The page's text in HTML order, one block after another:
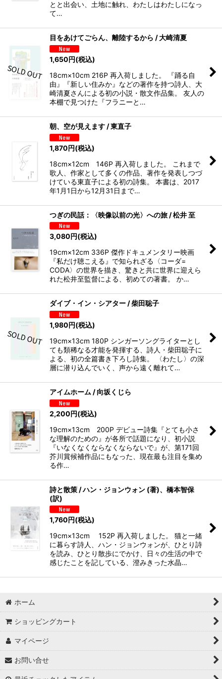
とと出会い、土地に触れ、わたしはわたしになっ
て…
目をあけてごらん、離陸するから / 大崎清夏
1,650円(税込)
18cm×10cm 216P 再入荷しました。 『踊る自
由』『新しい住みか』などの著作を持つ詩人、大
崎清夏さんによる初の小説・散文作品集。 友人の
本棚で見つけた『フラニーと…
朝、空が見えます / 東直子
1,870円(税込)
18cm×12cm 146P 再入荷しました。 これまで
歌人、作家として多くの作品、著作を発表しつづ
けている東直子による初の詩集。 本書は、2017
年1月1日から12月31日まで…
つぎの民話：〈映像以前の光〉への旅 / 松井 至
3,080円(税込)
19cm×12cm 336P 傑作ドキュメンタリー映画
『私だけ聴こえる』で知られざる〈コーダ=
CODA〉の世界を描き、驚きと共に世界に迎えら
れた松井至監督による、初めての著書。 か…
ダイブ・イン・シアター / 柴田聡子
1,980円(税込)
19cm×13cm 180P シンガーソングライターとし
ても類稀なる才能を発揮する、詩人・柴田聡子に
よる、初の全篇書き下ろし詩集。 〈わたし〉の深
層に潜り込んでいく、声から遠く離れて…
アイムホーム / 向坂くじら
2,200円(税込)
19cm×13cm 200P デビュー詩集『とても小さ
な理解のための』が各所で話題になり、初小説
『いなくなくならなくならないで』が、第171回
芥川賞候補作品にもなった、現在最も注目を集め
る作…
詩と散策 / ハン・ジョンウォン (著)、橋本智保
(訳)
1,760円(税込)
19cm×13cm 152P 再入荷しました。 猫と一緒
に暮らす詩人、ハン・ジョンウォンが、ひとり詩
を読み、ひとり散歩にでかけ、日々の生活の中で
感じたことを記している、澄みきった水晶…
ホーム
ショッピングカート
マイページ
お問い合せ